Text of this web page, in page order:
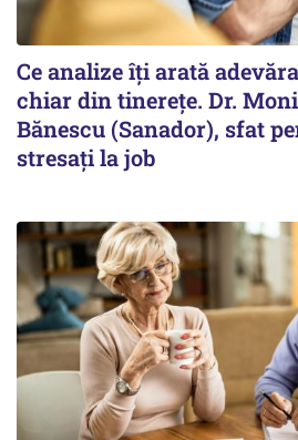
Ce analize îți arată
chiar din tinerețe. Dr.
Bănescu (Sanador), sfat
stresați la job